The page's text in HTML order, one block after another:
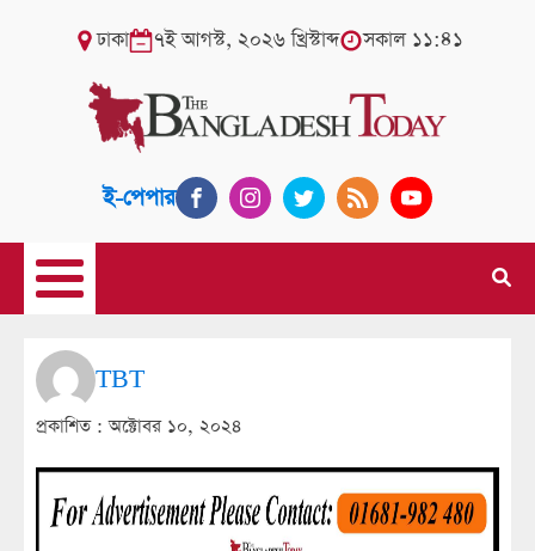
ঢাকা ৭ই আগস্ট, ২০২৬ খ্রিস্টাব্দ সকাল ১১:৪১
ই-পেপার
TBT
প্রকাশিত :অক্টোবর ১০, ২০২৪